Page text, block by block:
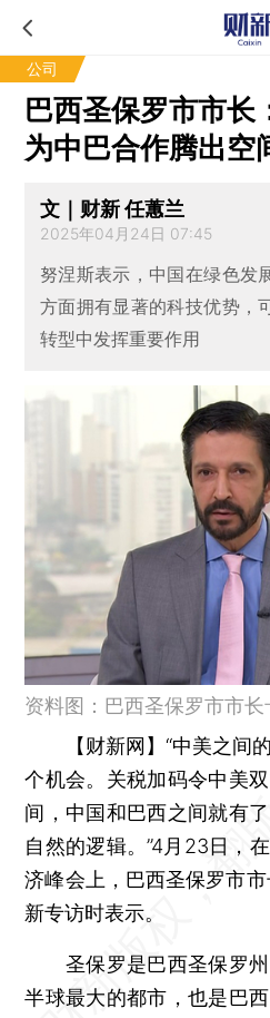
公司
巴西圣保罗市市长
为中巴合作腾出空
文｜财新 任蕙兰
2025年04月24日 07:45
努涅斯表示，中国在绿色发
方面拥有显著的科技优势，
转型中发挥重要作用
资料图：巴西圣保罗市市长
【财新网】 “中美之间
个机会。关税加码令中美
间，中国和巴西之间就有
自然的逻辑。”4月23日，
济峰会上，巴西圣保罗市
新专访时表示。
圣保罗是巴西圣保罗州
半球最大的都市，也是巴